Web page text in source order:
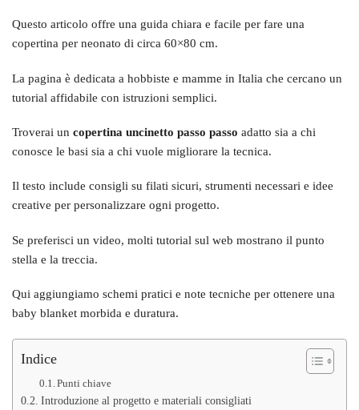
Questo articolo offre una guida chiara e facile per fare una
copertina per neonato di circa 60×80 cm.
La pagina è dedicata a hobbiste e mamme in Italia che cercano un
tutorial affidabile con istruzioni semplici.
Troverai un copertina uncinetto passo passo adatto sia a chi
conosce le basi sia a chi vuole migliorare la tecnica.
Il testo include consigli su filati sicuri, strumenti necessari e idee
creative per personalizzare ogni progetto.
Se preferisci un video, molti tutorial sul web mostrano il punto
stella e la treccia.
Qui aggiungiamo schemi pratici e note tecniche per ottenere una
baby blanket morbida e duratura.
Indice
Punti chiave
Introduzione al progetto e materiali consigliati